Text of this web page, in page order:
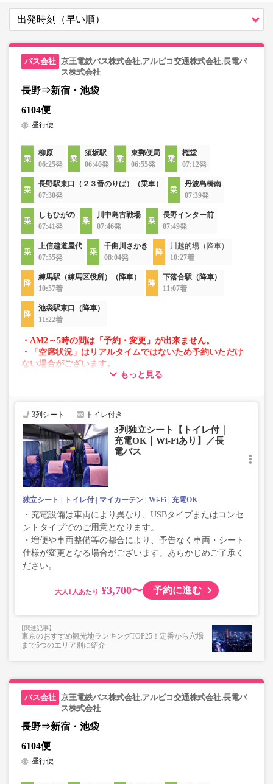
京王電鉄バス株式会社,アルピコ交通株式会社,長電バ
ス株式会社
長野⇒新宿・池袋
6104便
昼行便
柳原
06:25発
須坂駅
06:40発
東郵便局
06:55発
権堂
07:12発
長野駅東口（２３番のりば）（乗車）
07:30発
丹波島橋南
07:39発
しもひがの
07:41発
川中島古戦場
07:46発
長野インター前
07:49発
上信越道屋代
07:55発
千曲川さかき
08:04発
川越的場（降車）
10:27着
練馬駅（練馬区役所）（降車）
10:57着
下落合駅（降車）
11:07着
池袋駅東口（降車）
11:22着
・AM2～5時の間は「予約・変更」が出来ません。
・「空席状況」はリアルタイムではないため予約いただけ
ない場合がございます。
・車両は予告なく変更となる場合がございます。これに伴
で、あらかじめご了承ください。
もっと見る
3列シート トイレ付き
3列独立シート【トイレ付｜
充電OK｜Wi-Fiあり】／長
電バス
独立シート トイレ付 マイカーテン Wi-Fi 充電OK
・充電設備は車両により異なり、USBタイプまたはコンセ
ントタイプでのご用意となります。
・増便や車両整備等の都合により、予告なく車両・シート
仕様が変更となる場合がございます。あらかじめご了承く
ださい。
大人 ¥3,700〜 予約に進む
東京のおすすめ観光地ランキングTOP25！定番から穴場
まで5つのエリア別に紹介
京王電鉄バス株式会社,アルピコ交通株式会社,長電バ
ス株式会社
長野⇒新宿・池袋
6104便
昼行便